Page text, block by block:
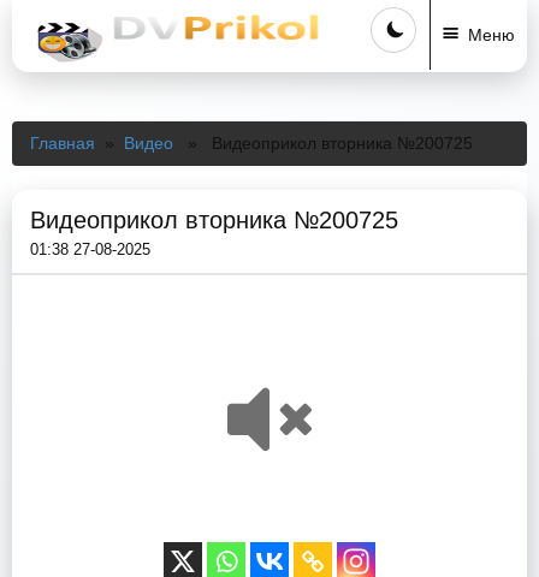
Меню
Главная » Видео » Видеоприкол вторника №200725
Видеоприкол вторника №200725
01:38 27-08-2025